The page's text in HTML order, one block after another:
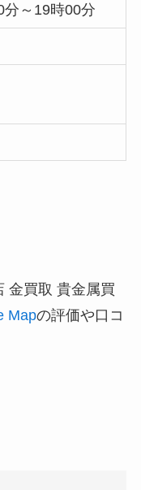
分～19時00分
金買取 貴金属買
Mapの評価や口コ